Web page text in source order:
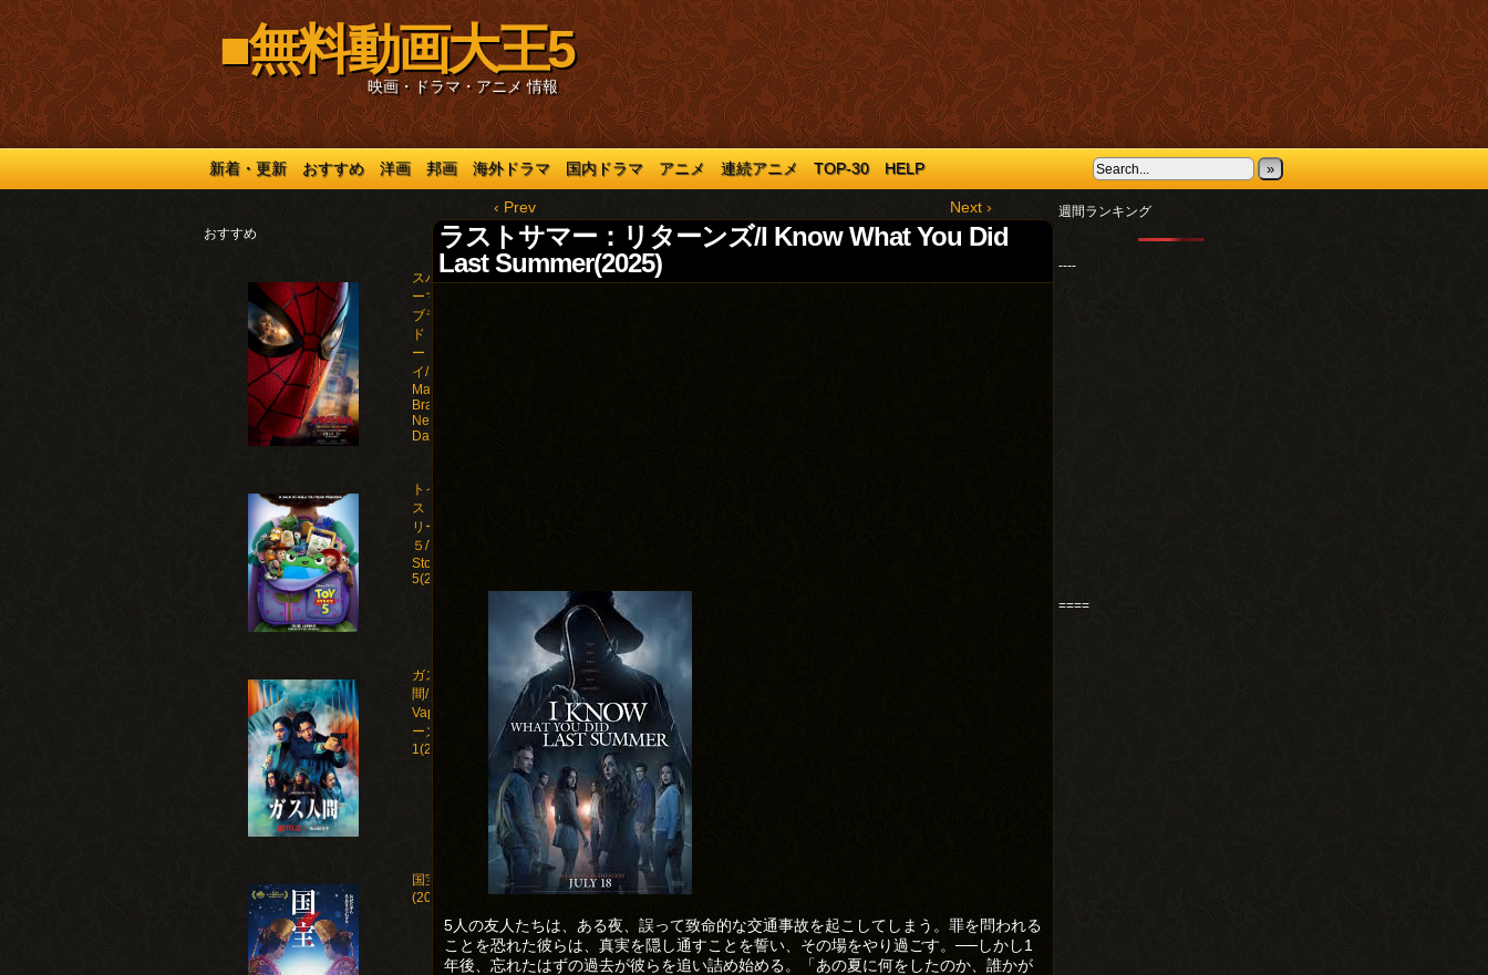
■無料動画大王5
映画・ドラマ・アニメ 情報
新着・更新 おすすめ 洋画 邦画 海外ドラマ 国内ドラマ アニメ 連続アニメ TOP-30 HELP »
おすすめ
スパイダ
ーマン：
ブラン
ド・ニュ
ー・デ
イ/Spider-
Man:
Brand
New
Day(2026)
トイ・
ストー
リー
５/Toy
Story
5(2026)
ガス人
間/Human
Vapor シ
ーズン
1(2026)
国宝
(2025)
‹ Prev Next ›
ラストサマー：リターンズ/I Know What You Did
Last Summer(2025)
5人の友人たちは、ある夜、誤って致命的な交通事故を起こしてしまう。罪を問われる
ことを恐れた彼らは、真実を隠し通すことを誓い、その場をやり過ごす。──しかし1
年後、忘れたはずの過去が彼らを追い詰め始める。「あの夏に何をしたのか、誰かが
週間ランキング
----
====